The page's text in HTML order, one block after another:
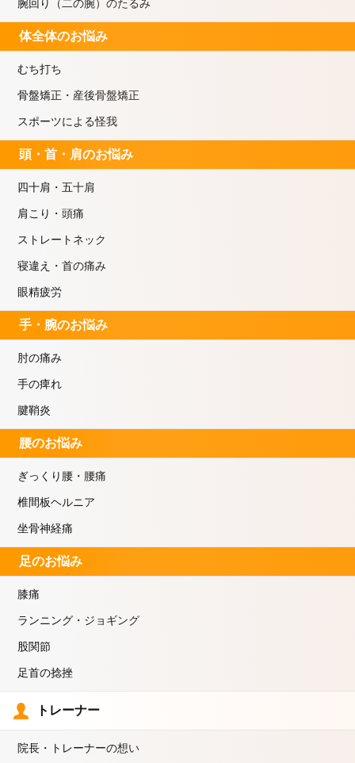
腕回り（二の腕）のたるみ
体全体のお悩み
むち打ち
骨盤矯正・産後骨盤矯正
スポーツによる怪我
頭・首・肩のお悩み
四十肩・五十肩
肩こり・頭痛
ストレートネック
寝違え・首の痛み
眼精疲労
手・腕のお悩み
肘の痛み
手の痺れ
腱鞘炎
腰のお悩み
ぎっくり腰・腰痛
椎間板ヘルニア
坐骨神経痛
足のお悩み
膝痛
ランニング・ジョギング
股関節
足首の捻挫
トレーナー
院長・トレーナーの想い